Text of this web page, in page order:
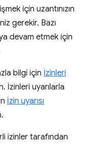
için uzantınızın
gerekir. Bazı
devam etmek için
bilgi için İzinleri
İzinleri uyarılarla
İzin uyarısı
izinler tarafından